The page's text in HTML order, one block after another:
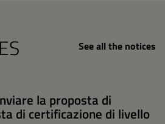
See all the notices
la proposta di
di certificazione di livello